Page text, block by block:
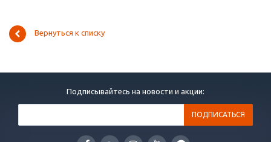
Вернуться к списку
Подписывайтесь на новости и акции: